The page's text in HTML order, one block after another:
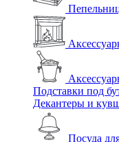
Подставки под
Декантеры и
Посуда